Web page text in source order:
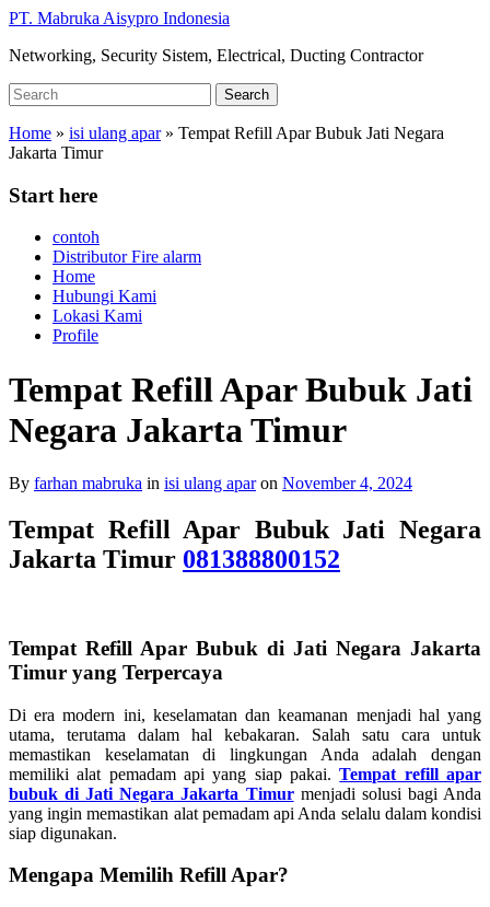
Skip
main
PT. Mabruka Aisypro Indonesia
Networking, Security Sistem, Electrical, Ducting Contractor
Search
for:
Search
Home » isi ulang apar» Tempat Refill Apar Bubuk Jati Negara
Jakarta Timur
Start here
contoh
Distributor Fire alarm
Home
Hubungi Kami
Lokasi Kami
Profile
Tempat Refill Apar Bubuk Jati
Negara Jakarta Timur
By farhan mabruka in isi ulang aparon November 4, 2024
Tempat Refill Apar Bubuk Jati Negara
Jakarta Timur 081388800152
Tempat Refill Apar Bubuk di Jati Negara Jakarta
Timur yang Terpercaya
Di era modern ini, keselamatan dan keamanan menjadi hal yang
utama, terutama dalam hal kebakaran. Salah satu cara untuk
memastikan keselamatan di lingkungan Anda adalah dengan
memiliki alat pemadam api yang siap pakai.Tempat refill apar
bubuk di Jati Negara Jakarta Timurmenjadi solusi bagi Anda
yang ingin memastikan alat pemadam api Anda selalu dalam kondisi
siap digunakan.
Mengapa Memilih Refill Apar?